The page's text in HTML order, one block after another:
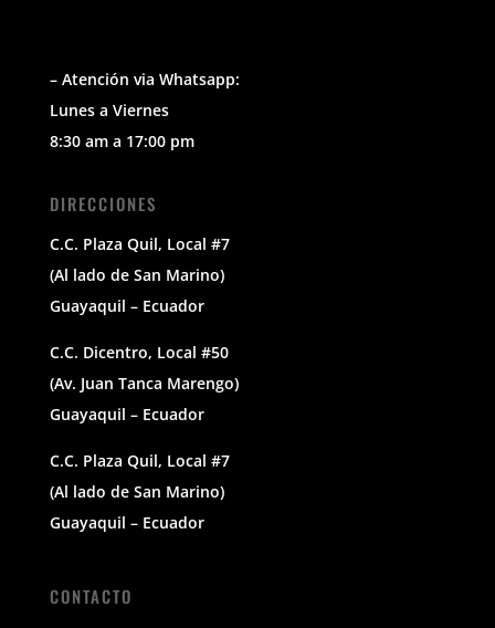
– Atención via Whatsapp:
Lunes a Viernes
8:30 am a 17:00 pm
DIRECCIONES
C.C. Plaza Quil, Local #7
(Al lado de San Marino)
Guayaquil – Ecuador
C.C. Dicentro, Local #50
(Av. Juan Tanca Marengo)
Guayaquil – Ecuador
C.C. Plaza Quil, Local #7
(Al lado de San Marino)
Guayaquil – Ecuador
CONTACTO